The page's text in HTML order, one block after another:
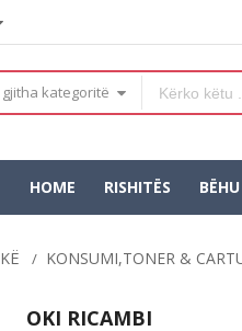
gjitha kategoritë
HOME RISHITËS
KONSUMI,TONER &
OKI RICAMBI